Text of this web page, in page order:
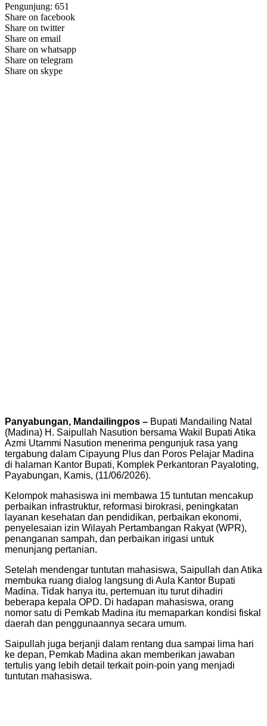
Pengunjung: 651
Share on facebook
Share on twitter
Share on email
Share on whatsapp
Share on telegram
Share on skype
Panyabungan, Mandailingpos – Bupati Mandailing Natal
(Madina) H. Saipullah Nasution bersama Wakil Bupati Atika
Azmi Utammi Nasution menerima pengunjuk rasa yang
tergabung dalam Cipayung Plus dan Poros Pelajar Madina
di halaman Kantor Bupati, Komplek Perkantoran Payaloting,
Payabungan, Kamis, (11/06/2026).
Kelompok mahasiswa ini membawa 15 tuntutan mencakup
perbaikan infrastruktur, reformasi birokrasi, peningkatan
layanan kesehatan dan pendidikan, perbaikan ekonomi,
penyelesaian izin Wilayah Pertambangan Rakyat (WPR),
penanganan sampah, dan perbaikan irigasi untuk
menunjang pertanian.
Setelah mendengar tuntutan mahasiswa, Saipullah dan Atika
membuka ruang dialog langsung di Aula Kantor Bupati
Madina. Tidak hanya itu, pertemuan itu turut dihadiri
beberapa kepala OPD. Di hadapan mahasiswa, orang
nomor satu di Pemkab Madina itu memaparkan kondisi fiskal
daerah dan penggunaannya secara umum.
Saipullah juga berjanji dalam rentang dua sampai lima hari
ke depan, Pemkab Madina akan memberikan jawaban
tertulis yang lebih detail terkait poin-poin yang menjadi
tuntutan mahasiswa.